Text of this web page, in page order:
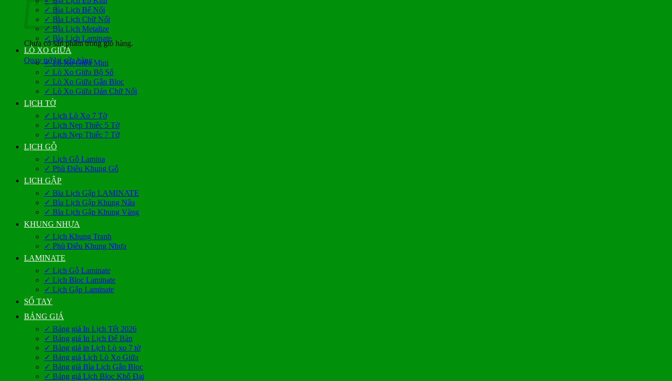
Chưa có sản phẩm trong giỏ hàng.
Quay trở lại cửa hàng
✓ Bìa Lịch Bế Nổi
✓ Bìa Lịch Chữ Nổi
✓ Bìa Lịch Metalize
✓ Bìa Lịch Laminate
LÒ XO GIỮA
✓ Lò Xo Giữa Mini
✓ Lò Xo Giữa Bộ Số
✓ Lò Xo Giữa Gắn Bloc
✓ Lò Xo Giữa Dán Chữ Nổi
LỊCH TỜ
✓ Lịch Lò Xo 7 Tờ
✓ Lịch Nẹp Thiếc 5 Tờ
✓ Lịch Nẹp Thiếc 7 Tờ
LỊCH GỖ
✓ Lịch Gỗ Lamina
✓ Phù Điêu Khung Gỗ
LỊCH GẬP
✓ Bìa Lịch Gập LAMINATE
✓ Bìa Lịch Gập Khung Nâu
✓ Bìa Lịch Gập Khung Vàng
KHUNG NHỰA
✓ Lịch Khung Tranh
✓ Phù Điêu Khung Nhựa
LAMINATE
✓ Lịch Gỗ Laminate
✓ Lịch Bloc Laminate
✓ Lịch Gập Laminate
SỔ TAY
BẢNG GIÁ
✓ Bảng giá In Lịch Tết 2026
✓ Bảng giá In Lịch Để Bàn
✓ Bảng giá in Lịch Lò xo 7 tờ
✓ Bảng giá Lịch Lò Xo Giữa
✓ Bảng giá Bìa Lịch Gắn Bloc
✓ Bảng giá Lịch Bloc Khổ Đại